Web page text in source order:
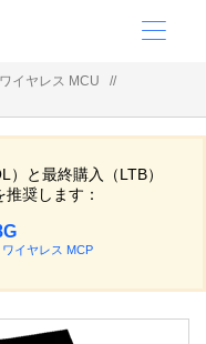
イヤレス MCU
//
）と最終購入（LTB）
奨します：
イヤレス MCP